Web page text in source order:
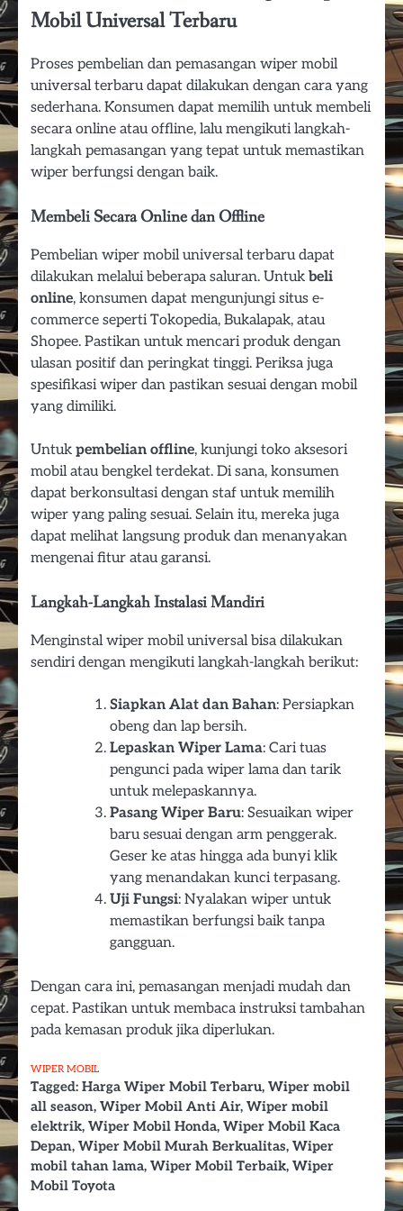
Mobil Universal Terbaru
Proses pembelian dan pemasangan wiper mobil
universal terbaru dapat dilakukan dengan cara yang
sederhana. Konsumen dapat memilih untuk membeli
secara online atau offline, lalu mengikuti langkah-
langkah pemasangan yang tepat untuk memastikan
wiper berfungsi dengan baik.
Membeli Secara Online dan Offline
Pembelian wiper mobil universal terbaru dapat
dilakukan melalui beberapa saluran. Untuk beli
online, konsumen dapat mengunjungi situs e-
commerce seperti Tokopedia, Bukalapak, atau
Shopee. Pastikan untuk mencari produk dengan
ulasan positif dan peringkat tinggi. Periksa juga
spesifikasi wiper dan pastikan sesuai dengan mobil
yang dimiliki.
Untuk pembelian offline, kunjungi toko aksesori
mobil atau bengkel terdekat. Di sana, konsumen
dapat berkonsultasi dengan staf untuk memilih
wiper yang paling sesuai. Selain itu, mereka juga
dapat melihat langsung produk dan menanyakan
mengenai fitur atau garansi.
Langkah-Langkah Instalasi Mandiri
Menginstal wiper mobil universal bisa dilakukan
sendiri dengan mengikuti langkah-langkah berikut:
Siapkan Alat dan Bahan: Persiapkan
obeng dan lap bersih.
Lepaskan Wiper Lama: Cari tuas
pengunci pada wiper lama dan tarik
untuk melepaskannya.
Pasang Wiper Baru: Sesuaikan wiper
baru sesuai dengan arm penggerak.
Geser ke atas hingga ada bunyi klik
yang menandakan kunci terpasang.
Uji Fungsi: Nyalakan wiper untuk
memastikan berfungsi baik tanpa
gangguan.
Dengan cara ini, pemasangan menjadi mudah dan
cepat. Pastikan untuk membaca instruksi tambahan
pada kemasan produk jika diperlukan.
WIPER MOBIL
Tagged: Harga Wiper Mobil Terbaru, Wiper mobil
all season, Wiper Mobil Anti Air, Wiper mobil
elektrik, Wiper Mobil Honda, Wiper Mobil Kaca
Depan, Wiper Mobil Murah Berkualitas, Wiper
mobil tahan lama, Wiper Mobil Terbaik, Wiper
Mobil Toyota